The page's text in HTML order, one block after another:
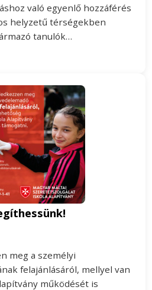
való egyenlő hozzáférés
helyzetű térségekben
tanulók…
meg a személyi
felajánlásáról, mellyel van
működését is